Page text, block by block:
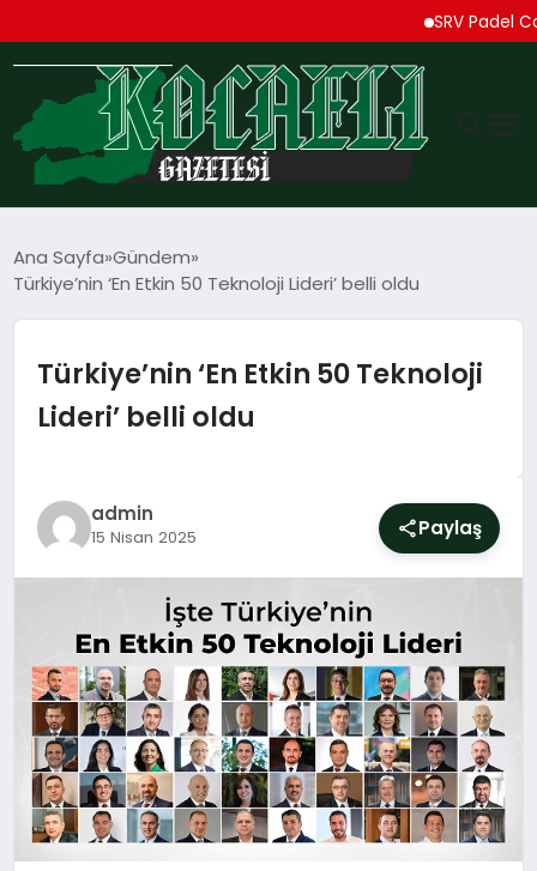
SRV Padel Court,
TEKNOLOJI
EKONOMI
SPOR
SIYASET
DÜNYA
SAĞLIK
EĞITIM
Ana Sayfa Gündem
Türkiye’nin ‘En Etkin 50 Teknoloji Lideri’ belli oldu
Türkiye’nin ‘En Etkin 50 Teknoloji
Lideri’ belli oldu
admin
15 Nisan 2025 Paylaş